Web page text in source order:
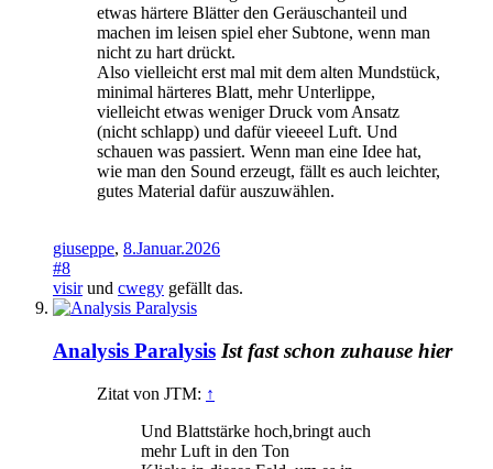
etwas härtere Blätter den Geräuschanteil und
machen im leisen spiel eher Subtone, wenn man
nicht zu hart drückt.
Also vielleicht erst mal mit dem alten Mundstück,
minimal härteres Blatt, mehr Unterlippe,
vielleicht etwas weniger Druck vom Ansatz
(nicht schlapp) und dafür vieeeel Luft. Und
schauen was passiert. Wenn man eine Idee hat,
wie man den Sound erzeugt, fällt es auch leichter,
gutes Material dafür auszuwählen.
giuseppe, 8.Januar.2026
#8
visirund cwegy gefällt das.
Analysis Paralysis Ist fast schon zuhause hier
Zitat von JTM: ↑
Und Blattstärke hoch,bringt auch
mehr Luft in den Ton